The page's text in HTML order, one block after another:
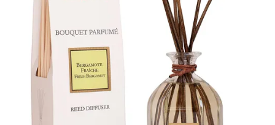
Zoomer sur l'image